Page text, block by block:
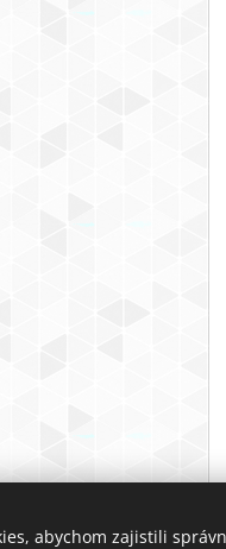
abychom zajistili